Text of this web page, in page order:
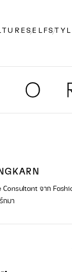
SELF
Consultant จาก
กมา